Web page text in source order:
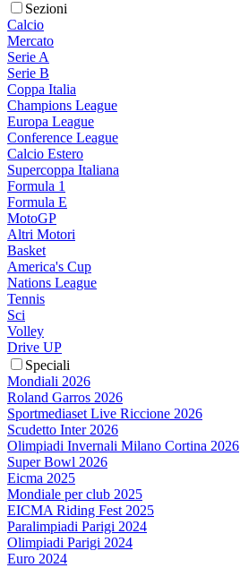
Sezioni
Calcio
Mercato
Serie A
Serie B
Coppa Italia
Champions League
Europa League
Conference League
Calcio Estero
Supercoppa Italiana
Formula 1
Formula E
MotoGP
Altri Motori
Basket
America's Cup
Nations League
Tennis
Sci
Volley
Drive UP
Speciali
Mondiali 2026
Roland Garros 2026
Sportmediaset Live Riccione 2026
Scudetto Inter 2026
Olimpiadi Invernali Milano Cortina 2026
Super Bowl 2026
Eicma 2025
Mondiale per club 2025
EICMA Riding Fest 2025
Paralimpiadi Parigi 2024
Olimpiadi Parigi 2024
Euro 2024